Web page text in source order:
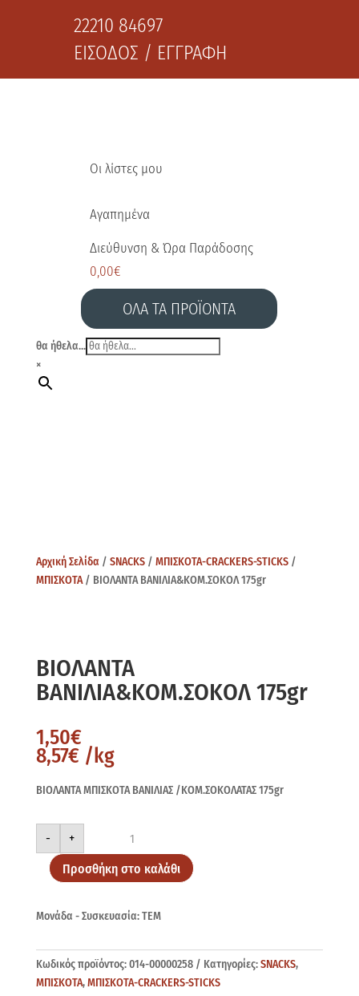
22210 84697
ΕΙΣΟΔΟΣ / ΕΓΓΡΑΦΗ
Οι λίστες μου
Αγαπημένα
Διεύθυνση & Ώρα Παράδοσης
0,00€
ΟΛΑ ΤΑ ΠΡΟΪΟΝΤΑ
θα ήθελα...
×
Αρχική Σελίδα / SNACKS/ ΜΠΙΣΚΟΤΑ-CRACKERS-STICKS/
ΜΠΙΣΚΟΤΑ/ ΒΙΟΛΑΝΤΑ ΒΑΝΙΛΙΑ&ΚΟΜ.ΣΟΚΟΛ 175gr
ΒΙΟΛΑΝΤΑ
ΒΑΝΙΛΙΑ&ΚΟΜ.ΣΟΚΟΛ 175gr
1,50€
8,57€ /kg
ΒΙΟΛΑΝΤΑ ΜΠΙΣΚΟΤΑ ΒΑΝΙΛΙΑΣ /ΚΟΜ.ΣΟΚΟΛΑΤΑΣ 175gr
-
ΒΙΟΛΑΝΤΑ
ΒΑΝΙΛΙΑ&ΚΟΜ.ΣΟΚΟΛ
175gr
ποσότητα
+
Προσθήκη στο καλάθι
Μονάδα - Συσκευασία: ΤΕΜ
Κωδικός προϊόντος:014-00000258 Κατηγορίες:SNACKS,
ΜΠΙΣΚΟΤΑ,ΜΠΙΣΚΟΤΑ-CRACKERS-STICKS